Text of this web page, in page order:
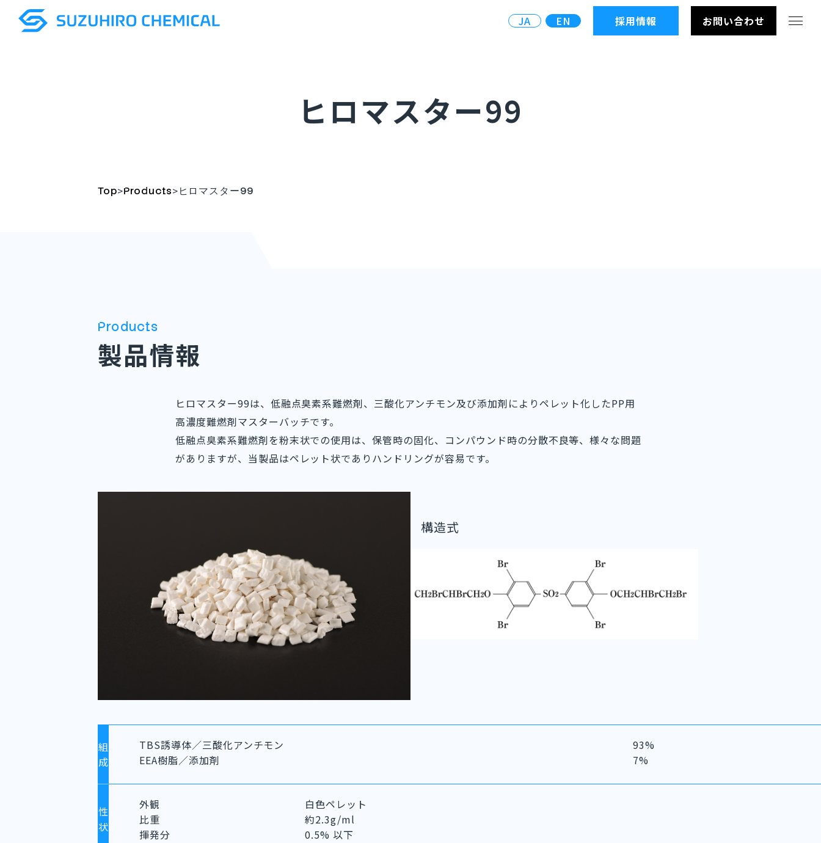
JA EN 採用情報 お問い合わせ
ヒロマスター99
Top>Products>ヒロマスター99
Products
製品情報
ヒロマスター99は、低融点臭素系難燃剤、三酸化アンチモン及び添加剤によりペレット化したPP用
高濃度難燃剤マスターバッチです。
低融点臭素系難燃剤を粉末状での使用は、保管時の固化、コンパウンド時の分散不良等、様々な問題
がありますが、当製品はペレット状でありハンドリングが容易です。
構造式
組
成
TBS誘導体／三酸化アンチモン
93%
EEA樹脂／添加剤
7%
性
状
外観
白色ペレット
比重
約2.3g/ml
揮発分
0.5% 以下